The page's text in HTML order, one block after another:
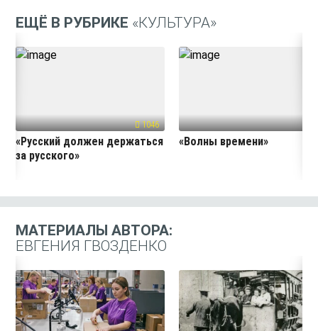
ЕЩЁ В РУБРИКЕ «КУЛЬТУРА»
1046
«Русский должен держаться
за русского»
«Волны времени»
МАТЕРИАЛЫ АВТОРА:
ЕВГЕНИЯ ГВОЗДЕНКО